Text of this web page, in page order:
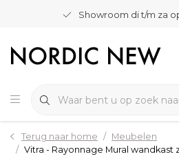
Showroom di t/m za
Terug naar home
Meubelen
Vitra - Rayonnage Mural wandkast